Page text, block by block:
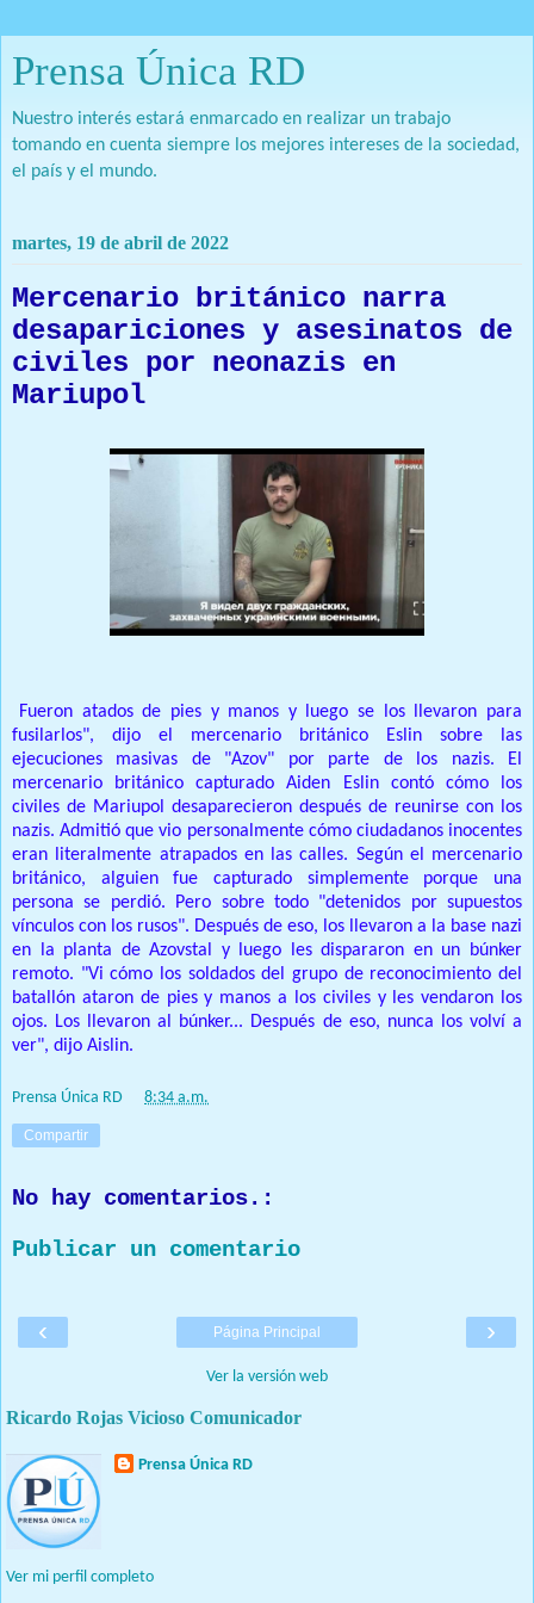
Prensa Única RD
Nuestro interés estará enmarcado en realizar un trabajo
tomando en cuenta siempre los mejores intereses de la sociedad,
el país y el mundo.
martes, 19 de abril de 2022
Mercenario británico narra
desapariciones y asesinatos de
civiles por neonazis en
Mariupol
Fueron atados de pies y manos y luego se los llevaron para
fusilarlos", dijo el mercenario británico Eslin sobre las
ejecuciones masivas de "Azov" por parte de los nazis. El
mercenario británico capturado Aiden Eslin contó cómo los
civiles de Mariupol desaparecieron después de reunirse con los
nazis. Admitió que vio personalmente cómo ciudadanos inocentes
eran literalmente atrapados en las calles. Según el mercenario
británico, alguien fue capturado simplemente porque una
persona se perdió. Pero sobre todo "detenidos por supuestos
vínculos con los rusos". Después de eso, los llevaron a la base nazi
en la planta de Azovstal y luego les dispararon en un búnker
remoto. "Vi cómo los soldados del grupo de reconocimiento del
batallón ataron de pies y manos a los civiles y les vendaron los
ojos. Los llevaron al búnker... Después de eso, nunca los volví a
ver", dijo Aislin.
Prensa Única RD 8:34 a.m.
Compartir
No hay comentarios.:
Publicar un comentario
‹ ›
Página Principal
Ver la versión web
Ricardo Rojas Vicioso Comunicador
Prensa Única RD
Ver mi perfil completo